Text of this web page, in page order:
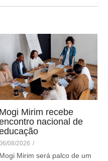
Mogi Mirim recebe
nacional de
08/2026 /
Mogi Mirim será palco de um